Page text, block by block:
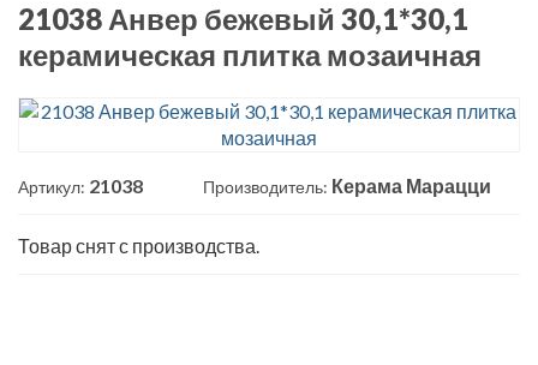
21038 Анвер бежевый 30,1*30,1
керамическая плитка мозаичная
Артикул: 21038 Производитель: Керама Марацци
Товар снят с производства.